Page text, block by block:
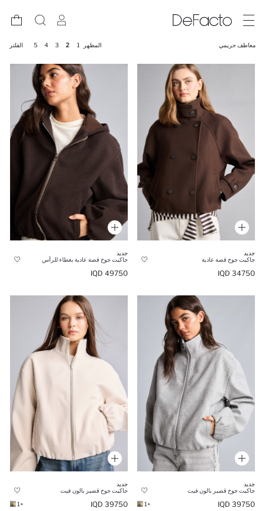
معاطف حريمي المظهر 1
2
3
4
5 الفلتر
جديد
جاكيت جوخ قصة عادية
34750 IQD
جديد
جاكيت جوخ قصة عادية بغطاء للرأس
49750 IQD
جديد
جاكيت جوخ قصير بالون فيت
39750 IQD
+1
جديد
جاكيت جوخ قصير بالون فيت
39750 IQD
+1